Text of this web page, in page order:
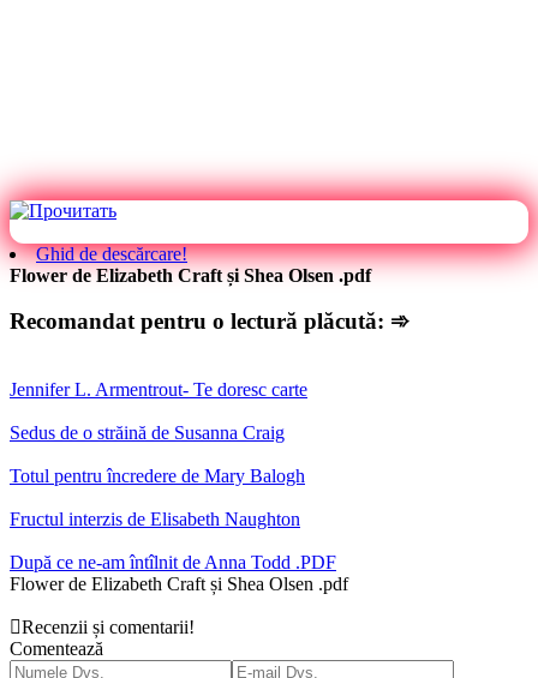
Ghid de descărcare!
Flower de Elizabeth Craft și Shea Olsen .pdf
Recomandat pentru o lectură plăcută: ➾
Jennifer L. Armentrout- Te doresc carte
Sedus de o străină de Susanna Craig
Totul pentru încredere de Mary Balogh
Fructul interzis de Elisabeth Naughton
După ce ne-am întîlnit de Anna Todd .PDF
Flower de Elizabeth Craft și Shea Olsen .pdf
Recenzii și comentarii!
Comentează